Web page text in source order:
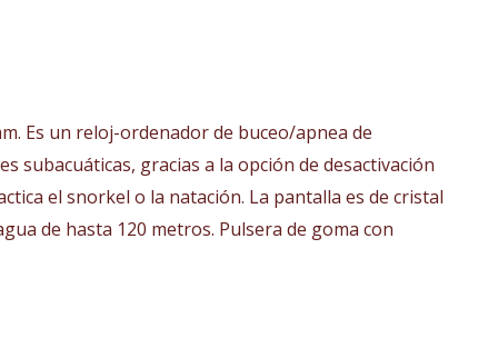
Es un reloj-ordenador de buceo/apnea de
subacuáticas, gracias a la opción de desactivación
el snorkel o la natación. La pantalla es de cristal
de hasta 120 metros. Pulsera de goma con